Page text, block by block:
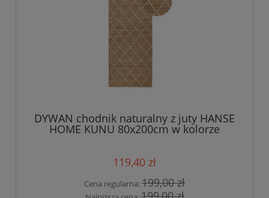
DYWAN chodnik naturalny z juty HANSE
HOME KUNU 80x200cm w kolorze
119,40 zł
Cena regularna:199,00 zł